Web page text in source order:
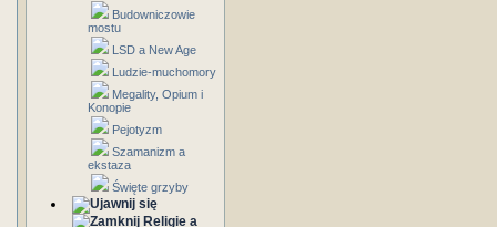
Budowniczowie
mostu
LSD a New Age
Ludzie-muchomory
Megality, Opium i
Konopie
Pejotyzm
Szamanizm a
ekstaza
Święte grzyby
Religie a